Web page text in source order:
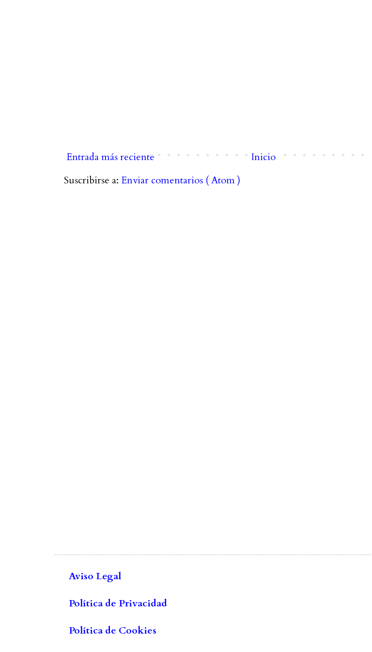
Entrada más reciente
Inicio
Suscribirse a: Enviar comentarios ( Atom )
Aviso Legal
Política de Privacidad
Política de Cookies